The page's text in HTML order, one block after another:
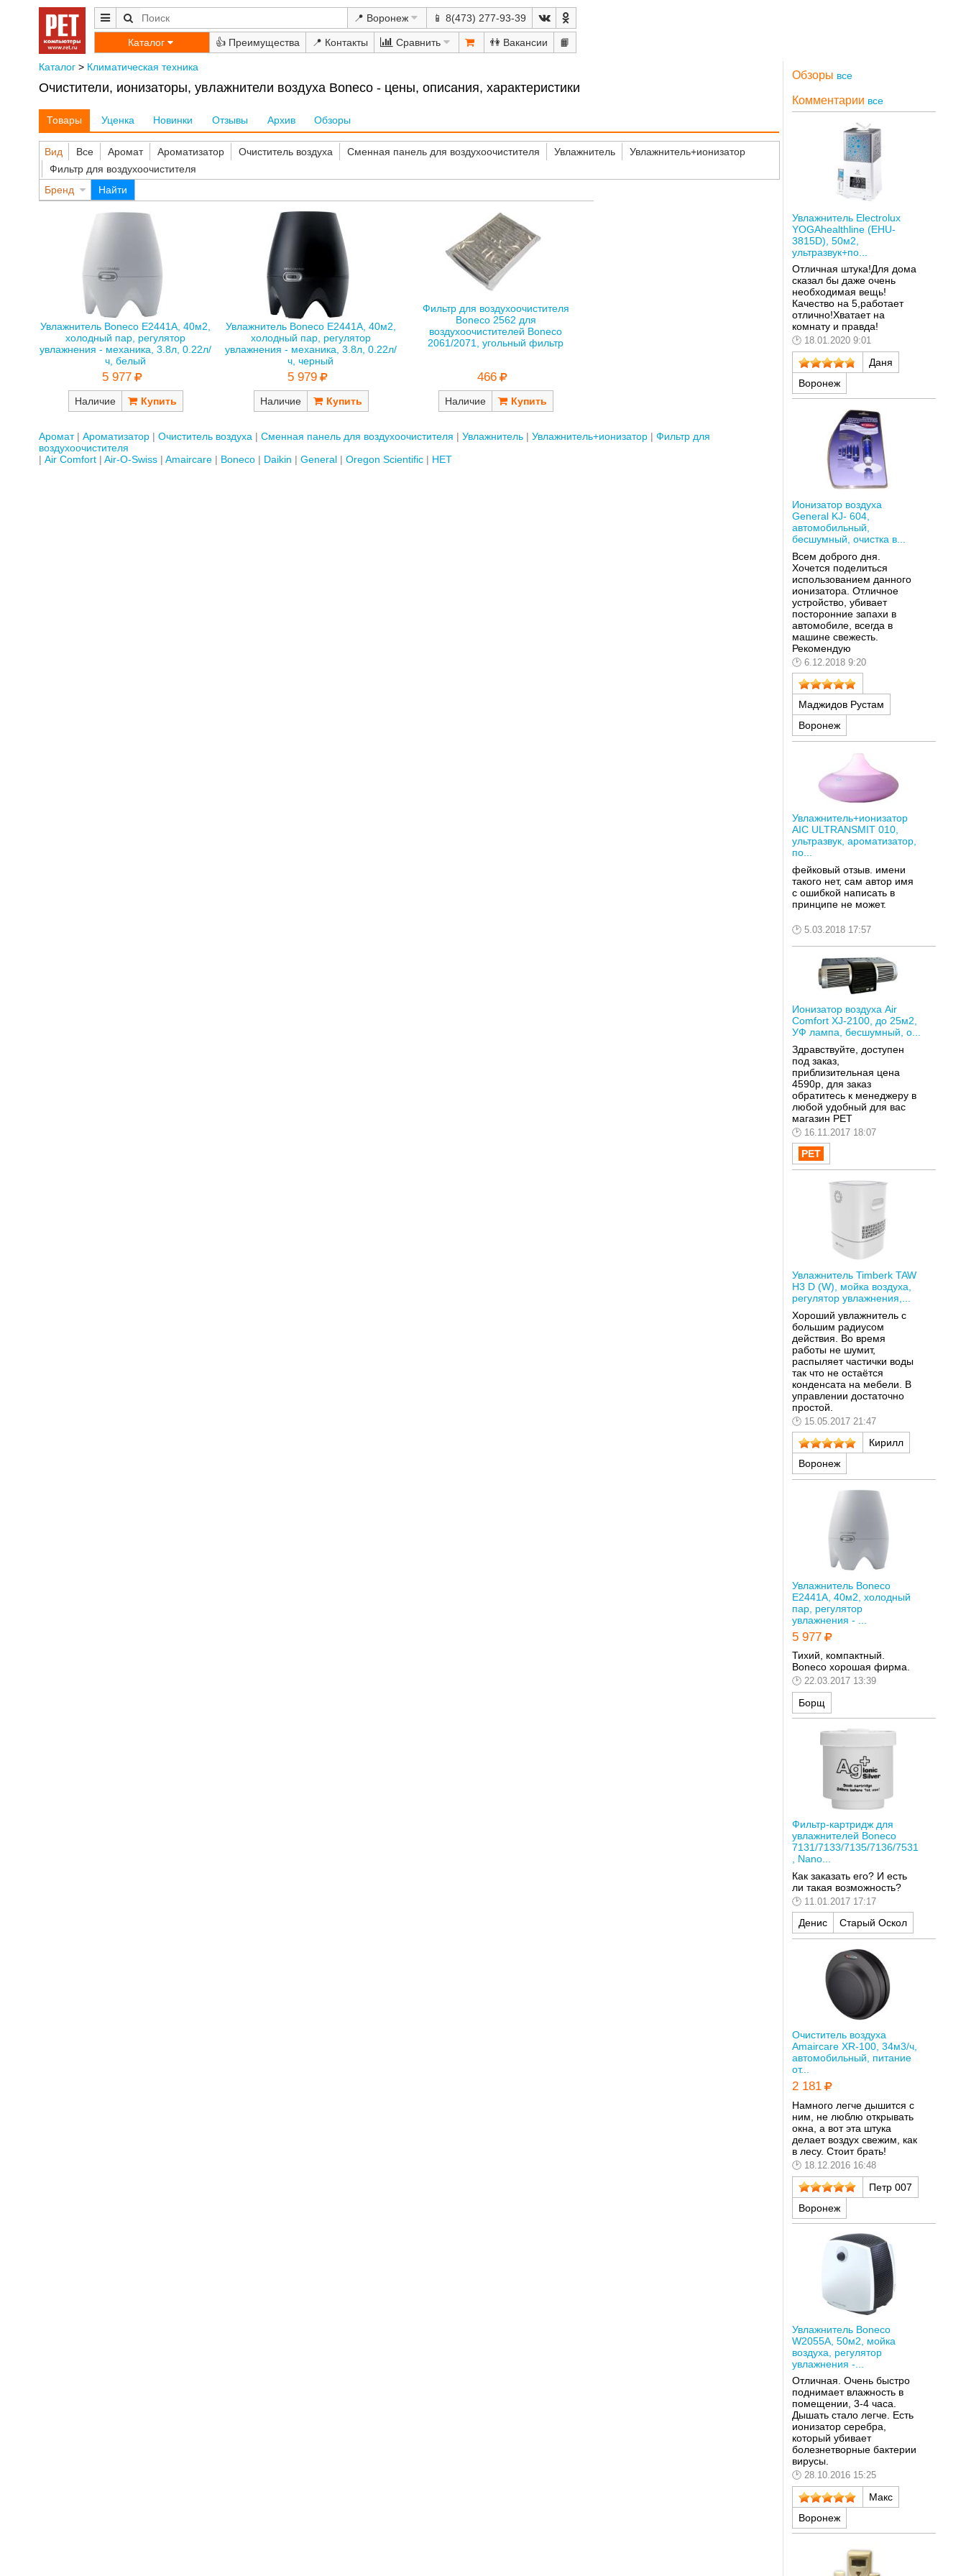
📍 Воронеж 📱 8(473) 277-93-39
Каталог 👍 📍 Сравнить 👫 📙
Каталог> Климатическая техника
Очистители, ионизаторы, увлажнители воздуха Boneco - цены, описания, характеристики
Товары Уценка Новинки Отзывы Архив Обзоры
Вид Все Аромат Ароматизатор Очиститель воздуха Сменная панель для воздухоочистителя Увлажнитель
Увлажнитель+ионизатор
Фильтр для воздухоочистителя
Бренд
Найти
Увлажнитель Boneco E2441A, 40м2,
холодный пар, регулятор
увлажнения - механика, 3.8л, 0.22л/
ч, белый
5 977
Наличие
Увлажнитель Boneco E2441A, 40м2,
холодный пар, регулятор
увлажнения - механика, 3.8л, 0.22л/
ч, черный
5 979
Наличие
Фильтр для воздухоочистителя
Boneco 2562 для
воздухоочистителей Boneco
2061/2071, угольный фильтр
466
Наличие
Аромат Ароматизатор Очиститель воздуха Сменная панель для воздухоочистителя Увлажнитель Увлажнитель+ионизатор
Фильтр для
воздухоочистителя
Air Comfort
Air-O-Swiss Amaircare Boneco Daikin General Oregon Scientific НЕТ
Обзоры все
Комментарии все
Увлажнитель Electrolux
YOGAhealthline (EHU-
3815D), 50м2,
ультразвук+по...
Отличная штука!Для дома
сказал бы даже очень
необходимая вещь!
Качество на 5,работает
отлично!Хватает на
комнату и правда!
18.01.2020 9:01
Даня
Воронеж
Ионизатор воздуха
General KJ- 604,
автомобильный,
бесшумный, очистка в...
Всем доброго дня.
Хочется поделиться
использованием данного
ионизатора. Отличное
устройство, убивает
посторонние запахи в
автомобиле, всегда в
машине свежесть.
Рекомендую
6.12.2018 9:20
Маджидов Рустам
Воронеж
Увлажнитель+ионизатор
AIC ULTRANSMIT 010,
ультразвук, ароматизатор,
по...
фейковый отзыв. имени
такого нет, сам автор имя
с ошибкой написать в
принципе не может.
5.03.2018 17:57
Ионизатор воздуха Air
Comfort XJ-2100, до 25м2,
УФ лампа, бесшумный, о...
Здравствуйте, доступен
под заказ,
приблизительная цена
4590р, для заказ
обратитесь к менеджеру в
любой удобный для вас
магазин РЕТ
16.11.2017 18:07
Увлажнитель Timberk TAW
H3 D (W), мойка воздуха,
регулятор увлажнения,...
Хороший увлажнитель с
большим радиусом
действия. Во время
работы не шумит,
распыляет частички воды
так что не остаётся
конденсата на мебели. В
управлении достаточно
простой.
15.05.2017 21:47
Кирилл
Воронеж
Увлажнитель Boneco
E2441A, 40м2, холодный
пар, регулятор
увлажнения - ...
5 977
Тихий, компактный.
Boneco хорошая фирма.
22.03.2017 13:39
Борщ
Фильтр-картридж для
увлажнителей Boneco
7131/7133/7135/7136/7531
, Nano...
Как заказать его? И есть
ли такая возможность?
11.01.2017 17:17
Денис Старый Оскол
Очиститель воздуха
Amaircare XR-100, 34м3/ч,
автомобильный, питание
от...
2 181
Намного легче дышится с
ним, не люблю открывать
окна, а вот эта штука
делает воздух свежим, как
в лесу. Стоит брать!
18.12.2016 16:48
Петр 007
Воронеж
Увлажнитель Boneco
W2055A, 50м2, мойка
воздуха, регулятор
увлажнения -...
Отличная. Очень быстро
поднимает влажность в
помещении, 3-4 часа.
Дышать стало легче. Есть
ионизатор серебра,
который убивает
болезнетворные бактерии
вирусы.
28.10.2016 15:25
Макс
Воронеж